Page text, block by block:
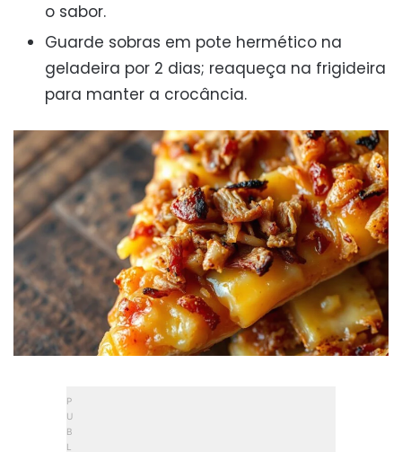
o sabor.
Guarde sobras em pote hermético na
geladeira por 2 dias; reaqueça na frigideira
para manter a crocância.